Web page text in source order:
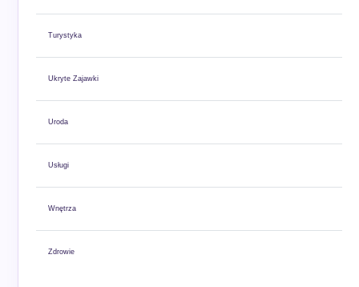
Turystyka
Ukryte Zajawki
Uroda
Usługi
Wnętrza
Zdrowie